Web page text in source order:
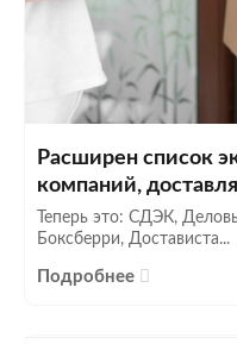
Расширен список
компаний,
Теперь это: СДЭК,
Боксберри, Достависта...
Подробнее